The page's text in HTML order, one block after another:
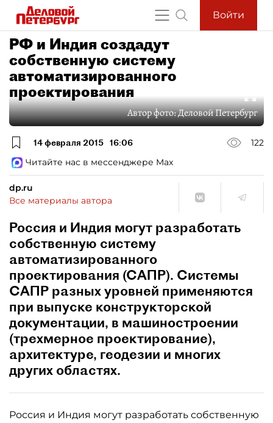
Войти
РФ и Индия создадут
собственную систему
автоматизированного
проектирования
Автор фото:Деловой Петербург
14 февраля 2015 16:06
122
Читайте нас в мессенджере Max
dp.ru
Все материалы автора
Россия и Индия могут разработать
собственную систему
автоматизированного
проектирования (САПР). Системы
САПР разных уровней применяются
при выпуске конструкторской
документации, в машиностроении
(трехмерное проектирование),
архитектуре, геодезии и многих
других областях.
Россия и Индия могут разработать собственную